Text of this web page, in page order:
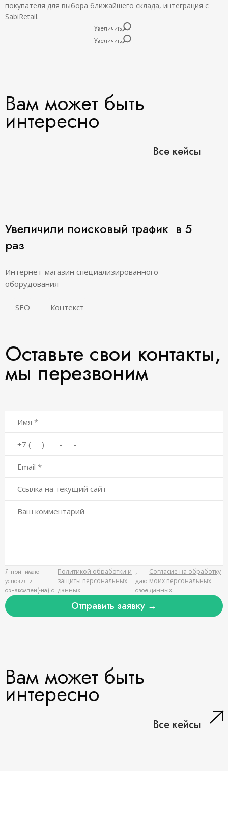
покупателя для выбора ближайшего склада, интеграция с
SabiRetail.
Увеличить
Увеличить
Вам может быть
интересно
Все кейсы
Увеличили поисковый трафик в 5
раз
Интернет-магазин специализированного
оборудования
SEO Контекст
Оставьте свои контакты,
мы перезвоним
Я принимаю
условия и
ознакомлен(-на) с
Политикой обработки и
защиты персональных
данных
,
даю
свое
Согласие на обработку
моих персональных
данных.
Отправить заявку →
Вам может быть
интересно
Все кейсы